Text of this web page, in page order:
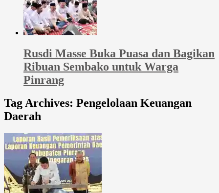
Rusdi Masse Buka Puasa dan Bagikan
Ribuan Sembako untuk Warga
Pinrang
Tag Archives: Pengelolaan Keuangan
Daerah